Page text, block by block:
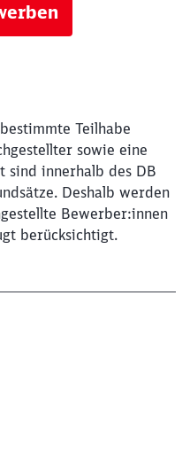
Teilhabe
sowie eine
sind innerhalb des DB
Deshalb werden
Bewerber:innen
berücksichtigt.